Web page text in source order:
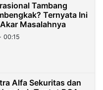
Tambang
Ternyata Ini
Masalahnya
00:15
Alfa Sekuritas dan